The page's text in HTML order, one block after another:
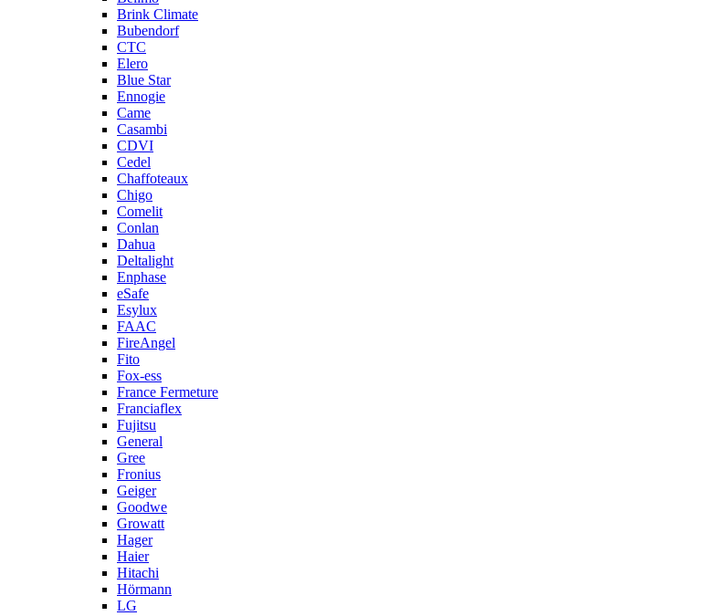
Brink Climate
Bubendorf
CTC
Elero
Blue Star
Ennogie
Came
Casambi
CDVI
Cedel
Chaffoteaux
Chigo
Comelit
Conlan
Dahua
Deltalight
Enphase
eSafe
Esylux
FAAC
FireAngel
Fito
Fox-ess
France Fermeture
Franciaflex
Fujitsu
General
Gree
Fronius
Geiger
Goodwe
Growatt
Hager
Haier
Hitachi
Hörmann
LG